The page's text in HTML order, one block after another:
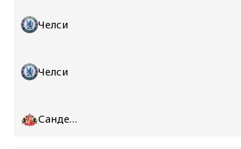
Челси
Челси
Сандерленд